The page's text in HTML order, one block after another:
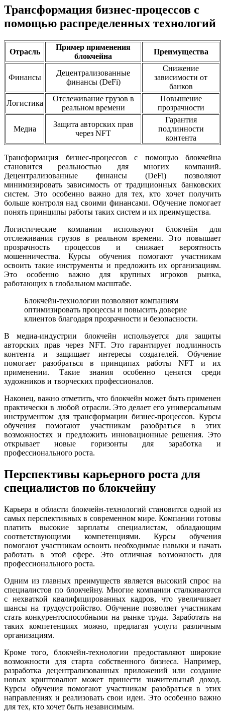
Трансформация бизнес-процессов с
помощью распределенных технологий
Отрасль
Пример применения
блокчейна
Преимущества
Финансы
Децентрализованные
финансы (DeFi)
Снижение
зависимости от
банков
Логистика
Отслеживание грузов в
реальном времени
Повышение
прозрачности
Медиа
Защита авторских прав
через NFT
Гарантия
подлинности
контента
Трансформация бизнес-процессов с помощью блокчейна
становится реальностью для многих компаний.
Децентрализованные финансы (DeFi) позволяют
минимизировать зависимость от традиционных банковских
систем. Это особенно важно для тех, кто хочет получить
больше контроля над своими финансами. Обучение помогает
понять принципы работы таких систем и их преимущества.
Логистические компании используют блокчейн для
отслеживания грузов в реальном времени. Это повышает
прозрачность процессов и снижает вероятность
мошенничества. Курсы обучения помогают участникам
освоить такие инструменты и предложить их организациям.
Это особенно важно для крупных игроков рынка,
работающих в глобальном масштабе.
Блокчейн-технологии позволяют компаниям
оптимизировать процессы и повысить доверие
клиентов благодаря прозрачности и безопасности.
В медиа-индустрии блокчейн используется для защиты
авторских прав через NFT. Это гарантирует подлинность
контента и защищает интересы создателей. Обучение
помогает разобраться в принципах работы NFT и их
применении. Такие знания особенно ценятся среди
художников и творческих профессионалов.
Наконец, важно отметить, что блокчейн может быть применен
практически в любой отрасли. Это делает его универсальным
инструментом для трансформации бизнес-процессов. Курсы
обучения помогают участникам разобраться в этих
возможностях и предложить инновационные решения. Это
открывает новые горизонты для заработка и
профессионального роста.
Перспективы карьерного роста для
специалистов по блокчейну
Карьера в области блокчейн-технологий становится одной из
самых перспективных в современном мире. Компании готовы
платить высокие зарплаты специалистам, обладающим
соответствующими компетенциями. Курсы обучения
помогают участникам освоить необходимые навыки и начать
работать в этой сфере. Это отличная возможность для
профессионального роста.
Одним из главных преимуществ является высокий спрос на
специалистов по блокчейну. Многие компании сталкиваются
с нехваткой квалифицированных кадров, что увеличивает
шансы на трудоустройство. Обучение позволяет участникам
стать конкурентоспособными на рынке труда. Заработать на
таких компетенциях можно, предлагая услуги различным
организациям.
Кроме того, блокчейн-технологии предоставляют широкие
возможности для старта собственного бизнеса. Например,
разработка децентрализованных приложений или создание
новых криптовалют может принести значительный доход.
Курсы обучения помогают участникам разобраться в этих
направлениях и реализовать свои идеи. Это особенно важно
для тех, кто хочет быть независимым.